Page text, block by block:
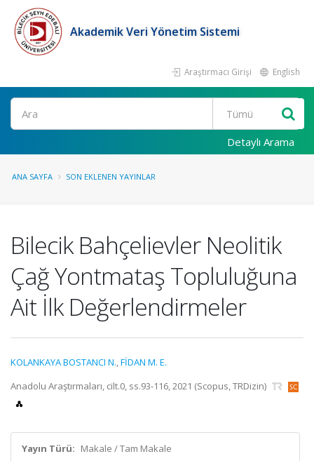
Akademik Veri Yönetim Sistemi
Araştırmacı Girişi English
Ara
Detaylı Arama
ANA SAYFA SON EKLENEN YAYINLAR
Bilecik Bahçelievler Neolitik
Çağ Yontmataş Topluluğuna
Ait İlk Değerlendirmeler
KOLANKAYA BOSTANCI N.,FİDAN M. E.
Anadolu Araştırmaları, cilt.0, ss.93-116, 2021 (Scopus, TRDizin)
Yayın Türü: Makale / Tam Makale